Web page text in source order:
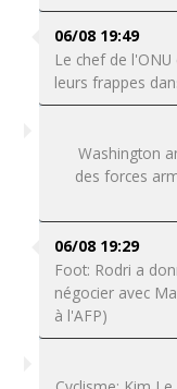
06/08 19:49
Le chef de
leurs frappes
Washington
des forces
06/08 19:29
Foot: Rodri a
négocier avec
à l'AFP)